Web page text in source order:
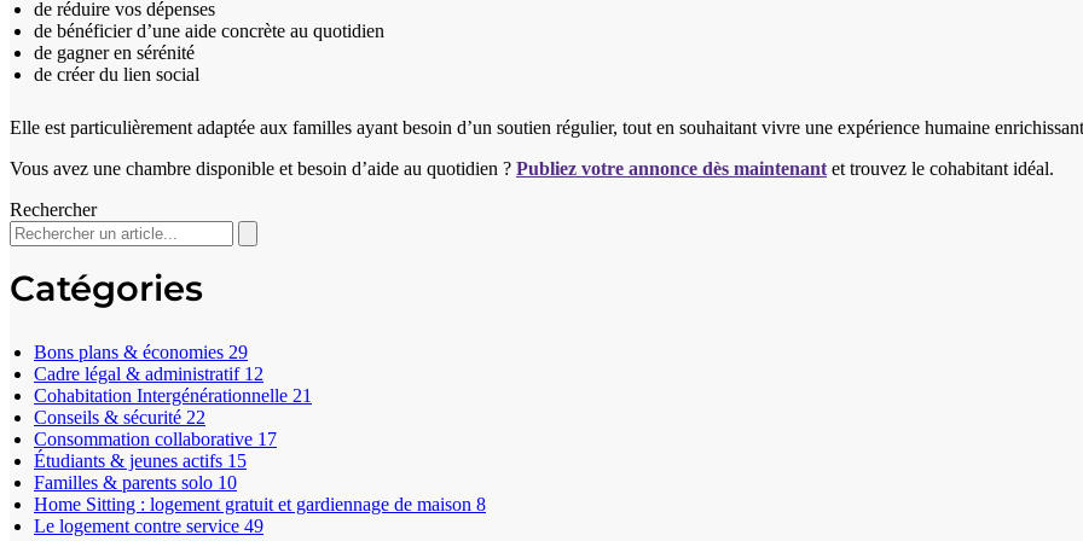
de réduire vos dépenses
de bénéficier d’une aide concrète au quotidien
de gagner en sérénité
de créer du lien social
Elle est particulièrement adaptée aux familles ayant besoin d’un soutien régulier, tout en souhaitant vivre une expérience humaine
Vous avez une chambre disponible et besoin d’aide au quotidien ? Publiez votre annonce dès maintenant et trouvez le cohabitant idéal.
Rechercher
Catégories
Bons plans & économies 29
Cadre légal & administratif 12
Cohabitation Intergénérationnelle 21
Conseils & sécurité 22
Consommation collaborative 17
Étudiants & jeunes actifs 15
Familles & parents solo 10
Home Sitting : logement gratuit et gardiennage de maison 8
Le logement contre service 49